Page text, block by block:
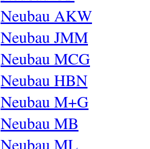
Neubau AKW
Neubau JMM
Neubau MCG
Neubau HBN
Neubau M+G
Neubau MB
Neubau ML